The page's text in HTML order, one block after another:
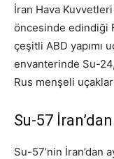
İran Hava
öncesinde edindiği
çeşitli ABD yapımı
envanterinde Su-
Rus menşeli
Su-57 İran’dan
Su-57’nin İran’dan